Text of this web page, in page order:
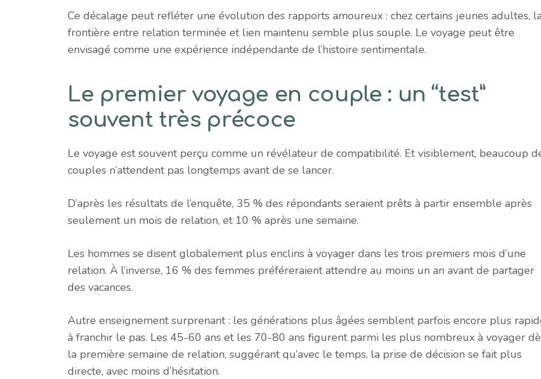
Ce décalage peut refléter une évolution des rapports amoureux : chez certains jeunes adultes,
frontière entre relation terminée et lien maintenu semble plus souple. Le voyage peut être
envisagé comme une expérience indépendante de l’histoire sentimentale.
Le premier voyage en couple : un “test”
souvent très précoce
Le voyage est souvent perçu comme un révélateur de compatibilité. Et visiblement, beaucoup
couples n’attendent pas longtemps avant de se lancer.
D’après les résultats de l’enquête, 35 % des répondants seraient prêts à partir ensemble après
seulement un mois de relation, et 10 % après une semaine.
Les hommes se disent globalement plus enclins à voyager dans les trois premiers mois d’une
relation. À l’inverse, 16 % des femmes préféreraient attendre au moins un an avant de partager
des vacances.
Autre enseignement surprenant : les générations plus âgées semblent parfois encore plus
à franchir le pas. Les 45-60 ans et les 70-80 ans figurent parmi les plus nombreux à voyager
la première semaine de relation, suggérant qu’avec le temps, la prise de décision se fait plus
directe, avec moins d’hésitation.